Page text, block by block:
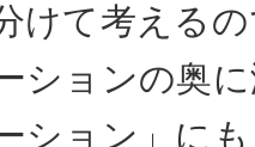
けて考える
ションの奥
ション」に